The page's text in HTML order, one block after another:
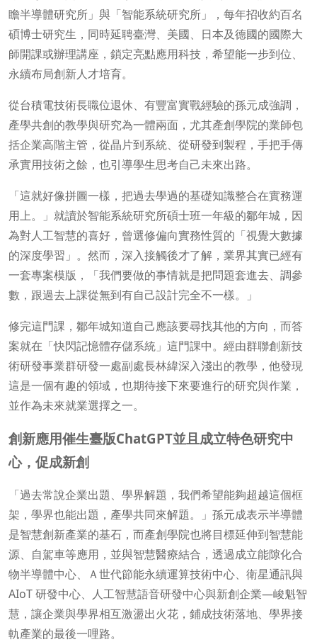
瞻半導體研究所」與「智能系統研究所」，每年招收約百名
碩博士研究生，同時延聘臺灣、美國、日本及德國的國際大
師開課或辦理講座，鎖定亮點應用科技，希望能一步到位、
永續布局創新人才培育。
從台積電技術長職位退休、有豐富實戰經驗的孫元成強調，
產學共創的教學與研究為一體兩面，尤其產創學院的業師包
括企業高階主管，從晶片到系統、從研發到製程，手把手傳
承實用技術之餘，也引導學生思考自己未來出路。
「這就好像拼圖一樣，把過去學過的基礎知識整合在實務運
用上。」就讀於智能系統研究所碩士班一年級的鄒年城，因
為對人工智慧的喜好，曾選修偏向實務性質的「視覺大數據
的深度學習」。然而，深入接觸後才了解，業界其實已經有
一套專案模版，「我們要做的事情就是把問題套進去、調參
數，跟過去上課從無到有自己設計完全不一樣。」
修完這門課，鄒年城知道自己應該要尋找其他的方向，而答
案就在「快閃記憶體存儲系統」這門課中。經由群聯創新技
術研發事業群研發一處副處長林緯深入淺出的教學，他發現
這是一個有趣的領域，也期待接下來要進行的研究與作業，
並作為未來就業選擇之一。
創新應用催生臺版ChatGPT並且成立特色研究中
心，促成新創
「過去常說企業出題、學界解題，我們希望能夠超越這個框
架，學界也能出題，產學共同來解題。」孫元成表示半導體
是智慧創新產業的基石，而產創學院也將目標延伸到智慧能
源、自駕車等應用，並與智慧醫療結合，透過成立能隙化合
物半導體中心、Ａ世代節能永續運算技術中心、衛星通訊與
AIoT 研發中心、人工智慧語音研發中心與新創企業—峻魁智
慧，讓企業與學界相互激盪出火花，鋪成技術落地、學界接
軌產業的最後一哩路。